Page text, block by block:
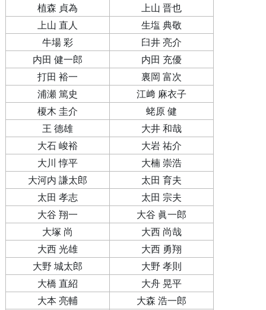
植森 貞為
上山 晋也
上山 直人
生塩 典敬
牛場 彩
臼井 亮介
内田 健一郎
内田 充優
打田 裕一
裏岡 富次
浦瀬 篤史
江﨑 麻衣子
榎木 圭介
蛯原 健
王 德雄
大井 和哉
大石 峻裕
大岩 祐介
大川 惇平
大楠 崇浩
大河内 謙太郎
太田 育夫
太田 孝志
太田 宗夫
大谷 翔一
大谷 眞一郎
大塚 尚
大西 尚哉
大西 光雄
大西 勇翔
大野 城太郎
大野 孝則
大橋 直紹
大舟 晃平
大本 亮輔
大森 浩一郎